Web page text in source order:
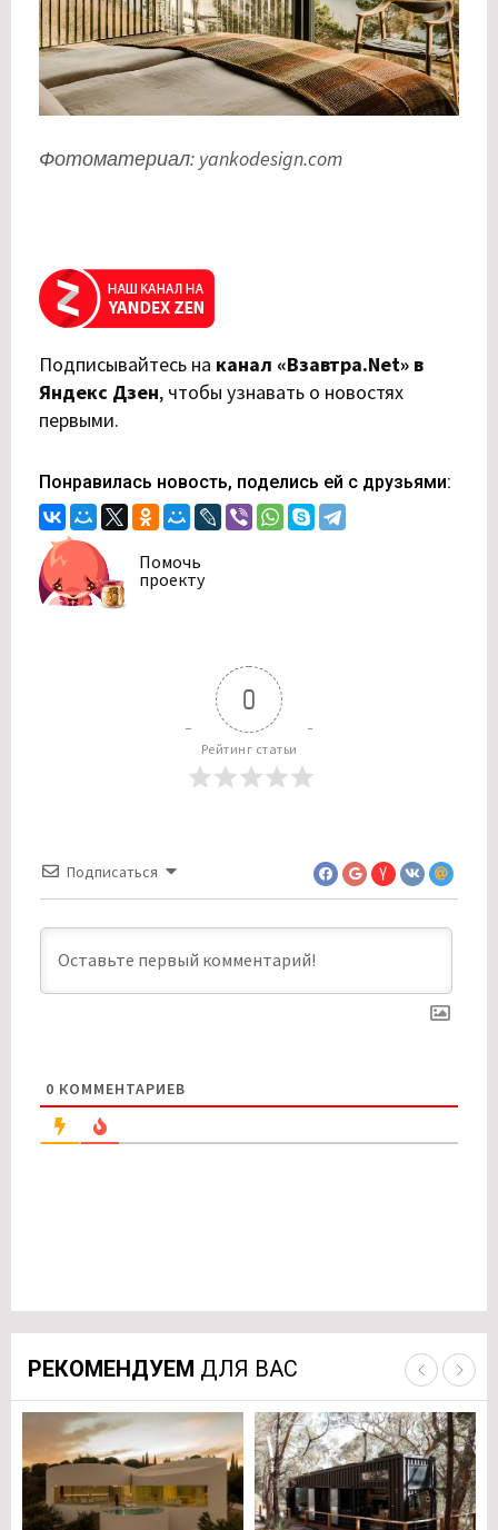
Фотоматериал: yankodesign.com
Подписывайтесь на канал «Взавтра.Net» в
Яндекс Дзен, чтобы узнавать о новостях
первыми.
Понравилась новость, поделись ей с друзьями:
Помочь
проекту
0
Рейтинг статьи
Подписаться
0 КОММЕНТАРИЕВ
РЕКОМЕНДУЕМ ДЛЯ ВАС